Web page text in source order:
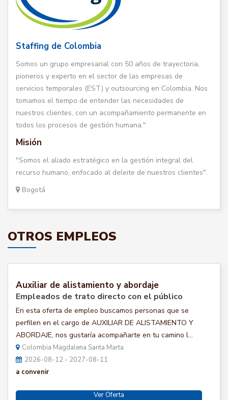
Staffing de Colombia
Somos un grupo empresarial con 50 años de trayectoria,
pioneros y experto en el sector de las empresas de
servicios temporales (EST) y outsourcing en Colombia. Nos
tomamos el tiempo de entender las necesidades de
nuestros clientes, con un acompañamiento permanente en
todos los procesos de gestión humana."
Misión
"Somos el aliado estratégico en la gestión integral del
recurso humano, enfocado al deleite de nuestros clientes".
Bogotá
OTROS EMPLEOS
Auxiliar de alistamiento y abordaje
Empleados de trato directo con el público
En esta oferta de empleo buscamos personas que se
perfilen en el cargo de AUXILIAR DE ALISTAMIENTO Y
ABORDAJE, nos gustaría acompañarte en tu camino l...
Colombia Magdalena Santa Marta
2026-08-12 - 2027-08-11
a convenir
Ver Oferta